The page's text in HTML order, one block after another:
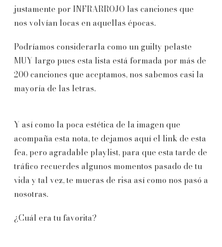
justamente por INFRARROJO las canciones que
nos volvían locas en aquellas épocas.
Podríamos considerarla como un guilty pelaste
MUY largo pues esta lista está formada por más de
200 canciones que aceptamos, nos sabemos casi la
mayoría de las letras.
Y así como la poca estética de la imagen que
acompaña esta nota, te dejamos aquí el link de esta
fea, pero agradable playlist, para que esta tarde de
tráfico recuerdes algunos momentos pasado de tu
vida y tal vez, te mueras de risa así como nos pasó a
nosotras.
¿Cuál era tu favorita?